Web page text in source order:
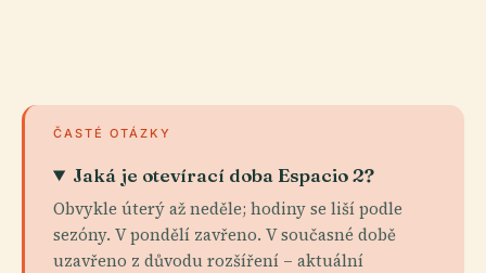
ČASTÉ OTÁZKY
Jaká je otevírací doba Espacio 2?
Obvykle úterý až neděle; hodiny se liší podle
sezóny. V pondělí zavřeno. V současné době
uzavřeno z důvodu rozšíření – aktuální